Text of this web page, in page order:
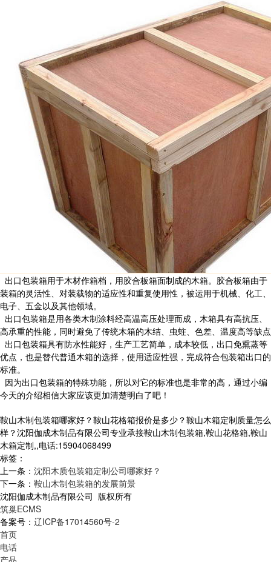
出口包装箱用于木材作箱档，用胶合板箱面制成的木箱。胶合板箱由于
装箱的灵活性、对装载物的适应性和重复使用性，被运用于机械、化工、
电子、五金以及其他领域。
出口包装箱是用各类木制涂料经高温高压处理而成，木箱具有高抗压、
高承重的性能，同时避免了传统木箱的木结、虫蛀、色差、温度高等缺点
出口包装箱具有防水性能好，生产工艺简单，成本较低，出口免熏蒸等
优点，也是替代普通木箱的选择，使用适应性强，完成符合包装箱出口的
标准。
因为出口包装箱的特殊功能，所以对它的标准也是非常的高，通过小编
今天的介绍相信大家应该更加清楚明白了吧！
鞍山木制包装箱哪家好？鞍山花格箱报价是多少？鞍山木箱定制质量怎么
样？沈阳伽成木制品有限公司专业承接鞍山木制包装箱,鞍山花格箱,鞍山
木箱定制,,电话:15904068499
标签：
上一条： 沈阳木质包装箱定制公司哪家好？
下一条： 鞍山木制包装箱的发展前景
沈阳伽成木制品有限公司 版权所有
筑巢ECMS
备案号： 辽ICP备17014560号-2
首页
电话
产品